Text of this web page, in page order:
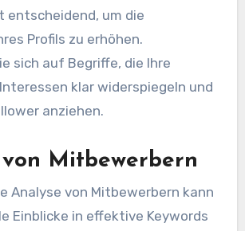
entscheidend, um die
Profils zu erhöhen.
sich auf Begriffe, die Ihre
klar widerspiegeln und
anziehen.
Mitbewerbern
Analyse von Mitbewerbern kann
Einblicke in effektive Keywords